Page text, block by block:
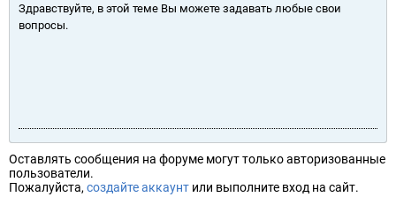
Здравствуйте, в этой теме Вы можете задавать любые свои
вопросы.
Оставлять сообщения на форуме могут только авторизованные
пользователи.
Пожалуйста, создайте аккаунт или выполните вход на сайт.